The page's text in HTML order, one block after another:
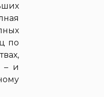
по
– и